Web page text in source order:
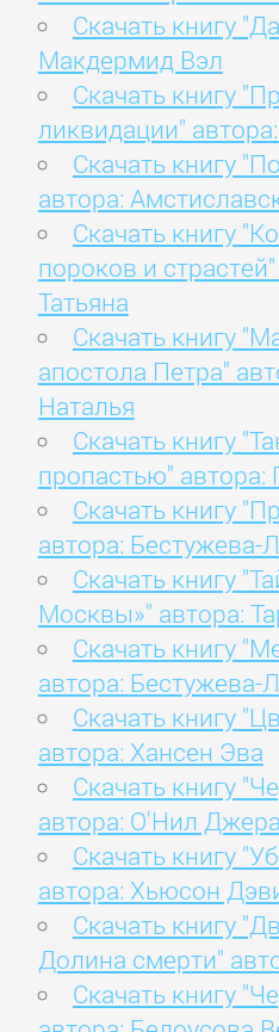
Скачать книгу
Макдермид Вэл
Скачать книгу
ликвидации"
Скачать книгу
автора:
Скачать книгу
пороков и
Татьяна
Скачать книгу
апостола Петра"
Наталья
Скачать книгу
пропастью" автора:
Скачать книгу
автора: Бестужева-
Скачать книгу
Москвы»" автора:
Скачать книгу
автора: Бестужева-
Скачать книгу
автора: Хансен Эва
Скачать книгу
автора: О'Нил
Скачать книгу
автора: Хьюсон
Скачать книгу
Долина смерти"
Скачать книгу